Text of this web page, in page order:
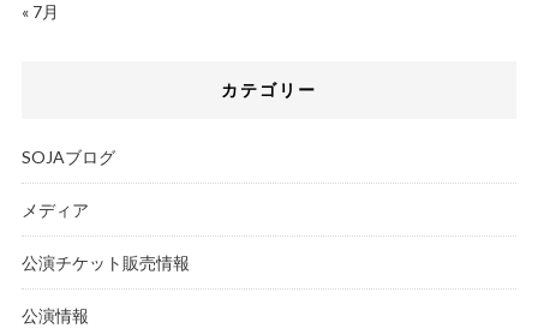
« 7月
カテゴリー
SOJAブログ
メディア
公演チケット販売情報
公演情報